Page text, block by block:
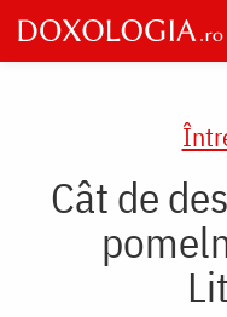
Skip
to
main
Cât de